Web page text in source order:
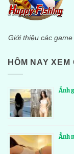
Giới thiệu các game
HÔM NAY XEM
Ảnh
Ảnh